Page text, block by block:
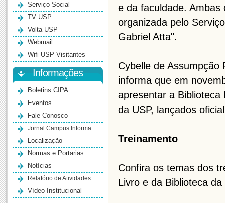
Serviço Social
TV USP
Volta USP
Webmail
Wifi USP-Visitantes
Informações
Boletins CIPA
Eventos
Fale Conosco
Jornal Campus Informa
Localização
Normas e Portarias
Notícias
Relatório de Atividades
Vídeo Institucional
e da faculdade.
organizada pelo
Gabriel Atta".
Cybelle de Assumpção
informa que em
apresentar a Biblioteca
da USP, lançados
Treinamento
Confira os temas dos
Livro e da Biblioteca